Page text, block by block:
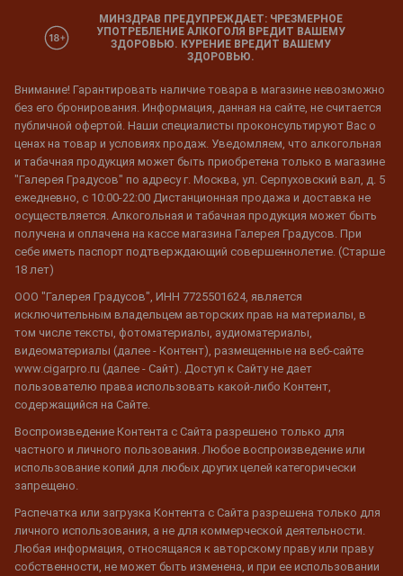
МИНЗДРАВ ПРЕДУПРЕЖДАЕТ: ЧРЕЗМЕРНОЕ
УПОТРЕБЛЕНИЕ АЛКОГОЛЯ ВРЕДИТ ВАШЕМУ
ЗДОРОВЬЮ. КУРЕНИЕ ВРЕДИТ ВАШЕМУ
ЗДОРОВЬЮ.
Внимание! Гарантировать наличие товара в магазине невозможно
без его бронирования. Информация, данная на сайте, не считается
публичной офертой. Наши специалисты проконсультируют Вас о
ценах на товар и условиях продаж. Уведомляем, что алкогольная
и табачная продукция может быть приобретена только в магазине
"Галерея Градусов" по адресу г. Москва, ул. Серпуховский вал, д. 5
ежедневно, с 10:00-22:00 Дистанционная продажа и доставка не
осуществляется. Алкогольная и табачная продукция может быть
получена и оплачена на кассе магазина Галерея Градусов. При
себе иметь паспорт подтверждающий совершеннолетие. (Старше
18 лет)
ООО "Галерея Градусов", ИНН 7725501624, является
исключительным владельцем авторских прав на материалы, в
том числе тексты, фотоматериалы, аудиоматериалы,
видеоматериалы (далее - Контент), размещенные на веб-сайте
www.cigarpro.ru (далее - Сайт). Доступ к Сайту не дает
пользователю права использовать какой-либо Контент,
содержащийся на Сайте.
Воспроизведение Контента с Сайта разрешено только для
частного и личного пользования. Любое воспроизведение или
использование копий для любых других целей категорически
запрещено.
Распечатка или загрузка Контента с Сайта разрешена только для
личного использования, а не для коммерческой деятельности.
Любая информация, относящаяся к авторскому праву или праву
собственности, не может быть изменена, и при ее использовании